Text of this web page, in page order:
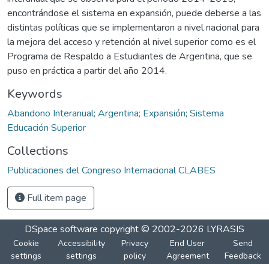
encontrándose el sistema en expansión, puede deberse a las
distintas políticas que se implementaron a nivel nacional para
la mejora del acceso y retención al nivel superior como es el
Programa de Respaldo a Estudiantes de Argentina, que se
puso en práctica a partir del año 2014.
Keywords
Abandono Interanual; Argentina; Expansión; Sistema
Educación Superior
Collections
Publicaciones del Congreso Internacional CLABES
Full item page
DSpace software copyright © 2002-2026 LYRASIS
Cookie
settings
Accessibility
settings
Privacy
policy
End User
Agreement
Send
Feedback